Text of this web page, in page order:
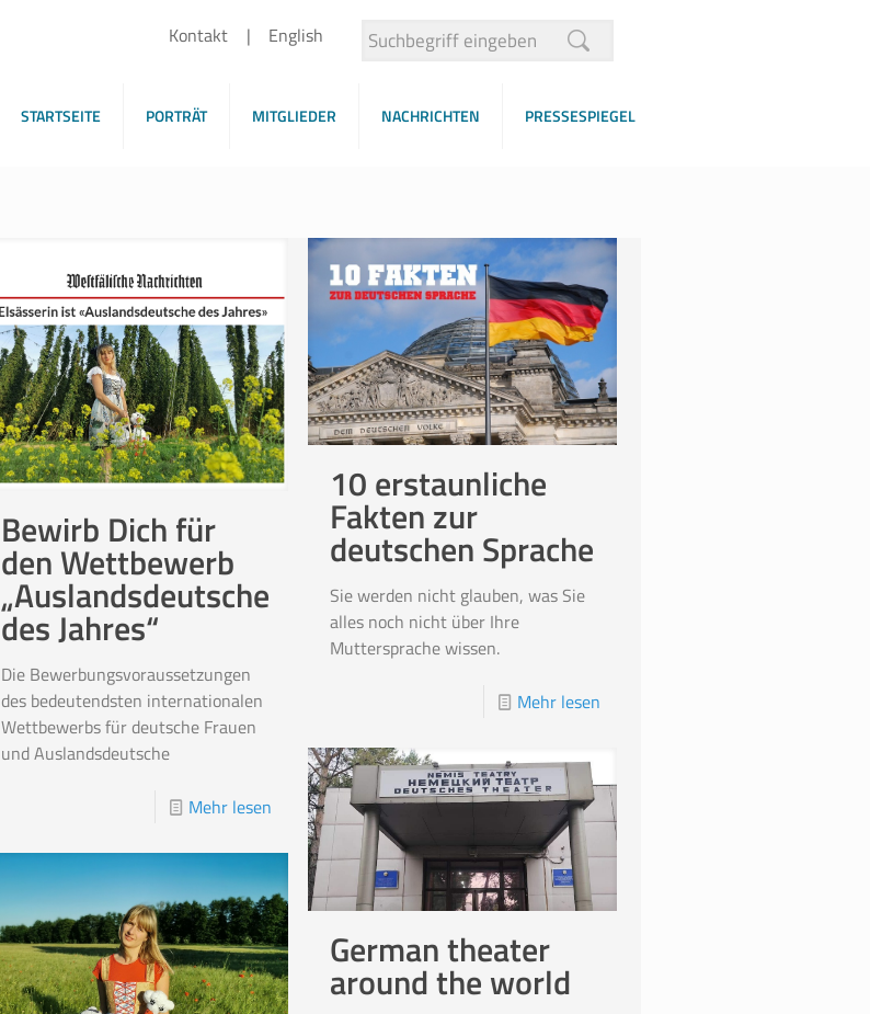
Kontakt English
STARTSEITE PORTRÄT MITGLIEDER NACHRICHTEN PRESSESPIEGEL
Bewirb Dich für
den Wettbewerb
„Auslandsdeutsche
des Jahres“
Die Bewerbungsvoraussetzungen
des bedeutendsten internationalen
Wettbewerbs für deutsche Frauen
und Auslandsdeutsche
Mehr lesen
10 erstaunliche
Fakten zur
deutschen Sprache
Sie werden nicht glauben, was Sie
alles noch nicht über Ihre
Muttersprache wissen.
Mehr lesen
German theater
around the world